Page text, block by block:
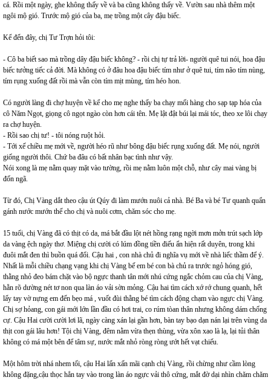
cá. Rồi một ngày, ghe không thấy về và ba cũng không thấy về. Vườn sau nhà thêm một
ngôi mộ gió. Trước mộ gió của ba, mẹ trồng một cây đậu biếc.
Kể đến đây, chị Tư Trợn hỏi tôi:
- Cô ba biết sao mà trồng dây đậu biếc không? - rồi chị tự trả lời- người quê tui nói, hoa đậu
biếc tưởng tiếc cả đời. Mà không có ở đâu hoa đậu biếc tím như ở quê tui, tím não tím nùng,
tím rụng xuống đất rồi mà vẫn còn tím mịt mùng, tím héo hon.
Có người làng đi chợ huyện về kể cho mẹ nghe thấy ba chạy mối hàng cho sạp tạp hóa của
cô Năm Ngọt, giọng cô ngọt ngào còn hơn cái tên. Mẹ lật đật búi lại mái tóc, theo xe lôi chạy
ra chợ huyện.
- Rồi sao chị tư! - tôi nóng ruột hỏi.
- Tới xế chiều mẹ mới về, người héo rũ như bông đậu biếc rụng xuống đất. Mẹ nói, người
giống người thôi. Chứ ba đâu có bất nhân bạc tình như vậy.
Nói xong là mẹ nằm quay mặt vào tường, rồi mẹ nằm luôn một chỗ, như cây mai vàng bị
đốn ngã.
Từ đó, Chị Vàng dắt theo cậu út Qúy đi làm mướn nuôi cả nhà. Bé Ba và bé Tư quanh quẩn
gánh nước mướn thế cho chị và nuôi cơm, chăm sóc cho mẹ.
15 tuổi, chị Vàng đã có thịt có da, má bắt đầu lột nét hồng rạng ngời mơn mởn trút sạch lớp
da vàng ệch ngày thơ. Miệng chị cười có lúm đồng tiền điếu ẩn hiện rất duyên, trong khi
đuôi mắt đen thì buồn quá đổi. Cậu hai , con nhà chủ đi nghĩa vụ mới về nhà liếc thầm để ý.
Nhất là mỗi chiều chạng vạng khi chị Vàng bế em bé con bà chủ ra trước ngỏ hóng gió,
thằng nhỏ đeo bám chặt vào bộ ngực thanh tân mới nhú cứng ngắc chỏm cau của chị Vàng,
hằn rõ dường nét tơ non qua làn áo vải sờn mỏng. Cậu hai tìm cách xớ rớ chung quanh, hết
lấy tay vờ nựng em đến bẹo má , vuốt đùi thằng bé tìm cách động chạm vào ngực chị Vàng.
Chị sợ hỏang, con gái mới lớn lần đầu có hơi trai, co rúm tòan thân nhưng không dám chống
cự. Cậu Hai cười cười lơi lã, ngày càng xán lại gần hơn, bàn tay bạo dạn nán lại trên vùng da
thịt con gái lâu hơn! Tội chị Vàng, đêm nằm vừa thẹn thùng, vừa xôn xao là lạ, lại tủi thân
không có má một bên để tâm sự, nước mắt nhỏ ròng ròng ướt hết vạt chiếu.
Một hôm trời nhá nhem tối, cậu Hai lấn xấn mãi cạnh chị Vàng, rồi chừng như cầm lòng
không đặng,cậu thọc hẳn tay vào trong làn áo ngực vải thô cứng, mắt đờ dại nhìn chăm chăm